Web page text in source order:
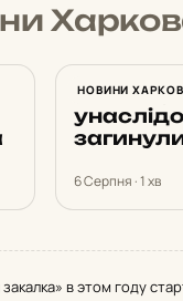
НОВИНИ
Нічний
6 Серпня · 1 хв
в этом году